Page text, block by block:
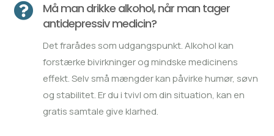

Må man drikke alkohol, når man tager
antidepressiv medicin?
Det frarådes som udgangspunkt. Alkohol kan
forstærke bivirkninger og mindske medicinens
effekt. Selv små mængder kan påvirke humør, søvn
og stabilitet. Er du i tvivl om din situation, kan en
gratis samtale give klarhed.